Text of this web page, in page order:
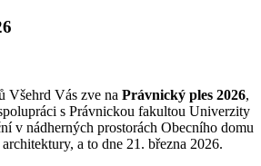
Všehrd Vás zve na Právnický ples 2026,
s Právnickou fakultou Univerzity
v nádherných prostorách Obecního domu
a to dne 21. března 2026.